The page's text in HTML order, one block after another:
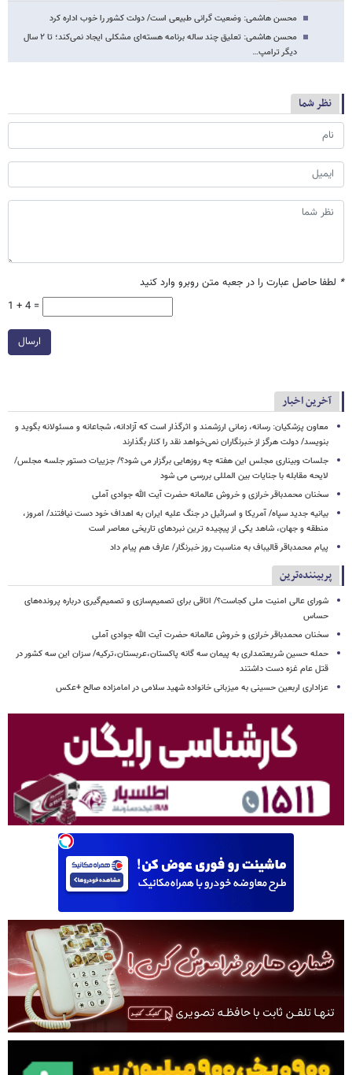
محسن هاشمی: وضعیت گرانی طبیعی است/ دولت کشور را خوب اداره کرد
محسن هاشمی: تعلیق چند ساله برنامه هسته‌ای مشکلی ایجاد نمی‌کند؛ تا ۲ سال
دیگر ترامپ…
نظر شما
* لطفا حاصل عبارت را در جعبه متن روبرو وارد کنید
1 + 4 =
ارسال
آخرین اخبار
معاون پزشکیان: رسانه، زمانی ارزشمند و اثرگذار است که آزادانه، شجاعانه و مسئولانه بگوید و
بنویسد/ دولت هرگز از خبرنگاران نمی‌خواهد نقد را کنار بگذارند
جلسات وبیناری مجلس این هفته چه روزهایی برگزار می شود؟/ جزییات دستور جلسه مجلس/
لایحه مقابله با جنایات بین المللی بررسی می شود
سخنان محمدباقر خرازی و خروش عالمانه حضرت آیت الله جوادی آملی
بیانیه جدید سپاه/ آمریکا و اسرائیل در جنگ علیه ایران به اهداف خود دست نیافتند/ امروز،
منطقه و جهان، شاهد یکی از پیچیده ترین نبردهای تاریخی معاصر است
پیام محمدباقر قالیباف به مناسبت روز خبرنگار/ عارف هم پیام داد
پربیننده‌ترین
شورای عالی امنیت ملی کجاست؟/ اتاقی برای تصمیم‌سازی و تصمیم‌گیری درباره پرونده‌های
حساس
سخنان محمدباقر خرازی و خروش عالمانه حضرت آیت الله جوادی آملی
حمله حسین شریعتمداری به پیمان سه گانه پاکستان،عربستان،ترکیه/ سزان این سه کشور در
قتل عام غزه دست داشتند
عزاداری اربعین حسینی به میزبانی خانواده شهید سلامی در امامزاده صالح +عکس